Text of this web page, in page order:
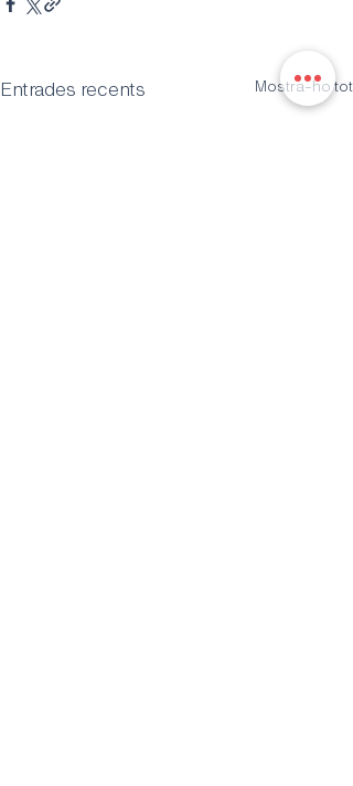
Entrades recents Mostra-ho tot